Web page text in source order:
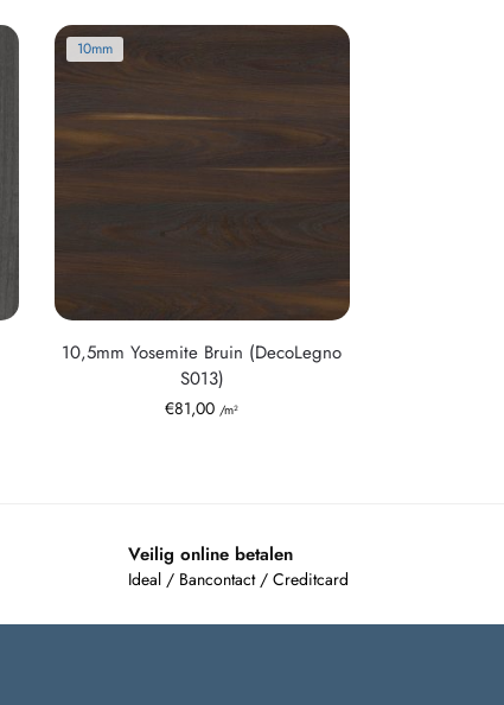
10mm
10,5mm Yosemite Bruin (DecoLegno
S013)
€81,00 /m²
Veilig online betalen
Ideal / Bancontact / Creditcard